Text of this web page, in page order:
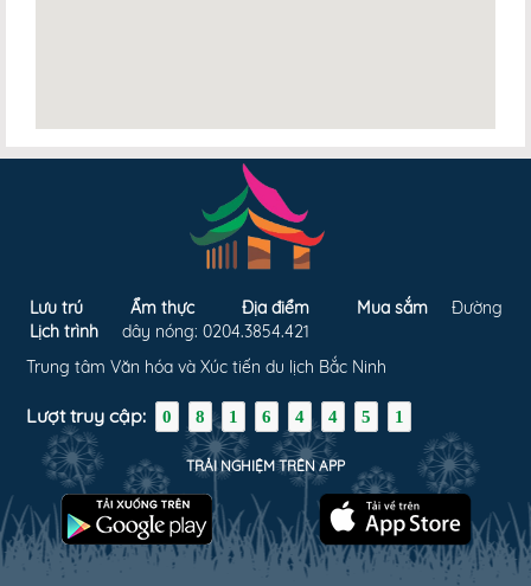
Lưu trú Ẩm thực Địa điểm
Mua sắm
Lịch trình
Đường
dây nóng: 0204.3854.421
Trung tâm Văn hóa và Xúc tiến du lịch Bắc Ninh
Lượt truy cập: 0 8 1 6 4 4 5 1
TRẢI NGHIỆM TRÊN APP